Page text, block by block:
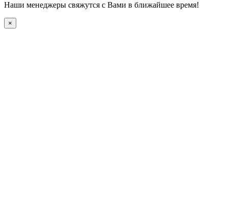
Наши менеджеры свяжутся с Вами в ближайшее время!
×